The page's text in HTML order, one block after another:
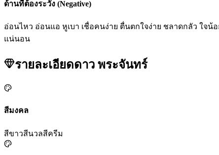
ด้านที่ต้องระวัง (Negative)
อ่อนไหว อ่อนแอ หูเบา เชื่อคนง่าย ตื่นตกใจง่าย ชลาดกลัว ใจ
แน่นอน
รายละเอียดดาว พระจันทร์
สีมงคล
สีขาวสีนวลสีครีม